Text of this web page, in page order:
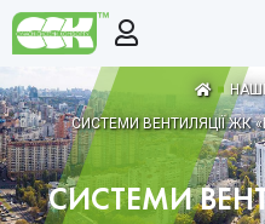
СИСТЕМИ ВЕНТИЛЯЦІЇ ЖК
СИСТЕМИ